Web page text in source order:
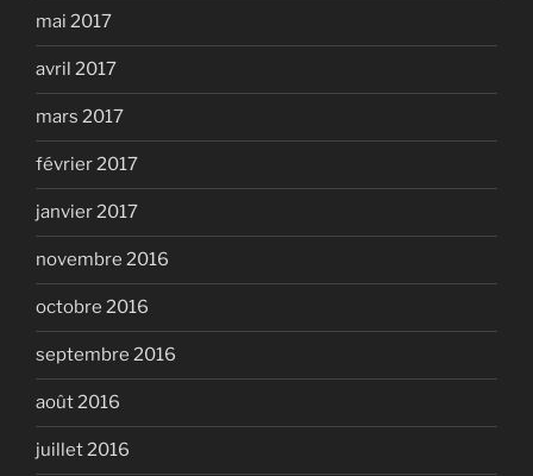
mai 2017
avril 2017
mars 2017
février 2017
janvier 2017
novembre 2016
octobre 2016
septembre 2016
août 2016
juillet 2016